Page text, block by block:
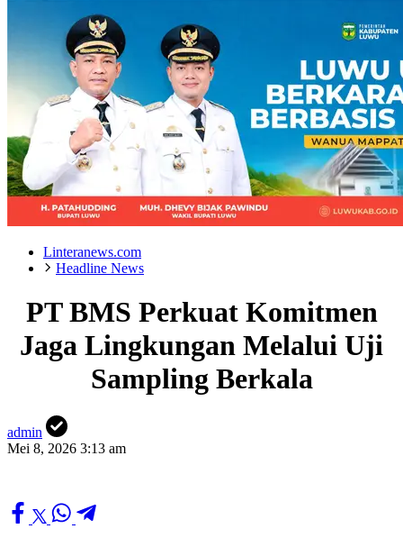
Linteranews.com
Headline News
PT BMS Perkuat Komitmen
Jaga Lingkungan Melalui Uji
Sampling Berkala
admin
Mei 8, 2026 3:13 am